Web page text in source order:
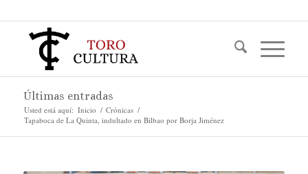
Últimas entradas
Usted está aquí: Inicio / Crónicas /
Tapaboca de La Quinta, indultado en Bilbao por Borja Jiménez